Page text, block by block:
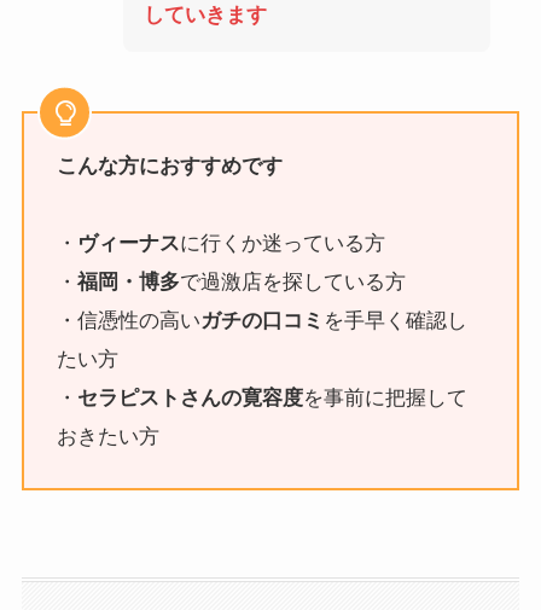
していきます
こんな方におすすめです
・ ヴィーナスに行くか迷っている方
・ 福岡・博多で過激店を探している方
・信憑性の高いガチの口コミ を手早く確認し
たい方
・ セラピストさんの寛容度を事前に把握して
おきたい方